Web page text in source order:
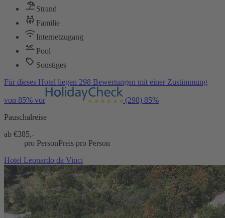
Strand
Familie
Internetzugang
Pool
Sonstiges
Für dieses Hotel liegen 298 Bewertungen mit einer Zustimmung
von 85% vor (298) 85%
Pauschalreise
ab €385,-
pro PersonPreis pro Person
Hotel Leonardo da Vinci